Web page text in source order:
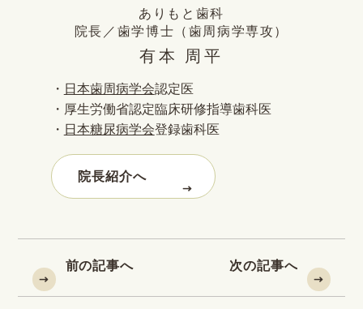
ありもと歯科
院長／歯学博士（歯周病学専攻）
有本 周平
・ 日本歯周病学会認定医
・厚生労働省認定臨床研修指導歯科医
・ 日本糖尿病学会登録歯科医
院長紹介へ
前の記事へ 次の記事へ